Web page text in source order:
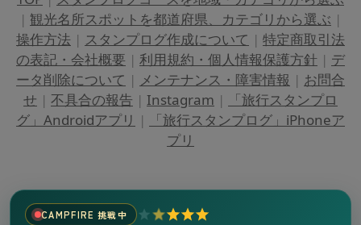
| 観光名所スポットを都道府県、カテゴリから選ぶ |
操作方法 | スタンプログ作成について | 特定商取引法
の表記・会社概要 | 利用規約・個人情報保護方針 | デ
ータ削除について | メンテナンス・障害情報 | お問合
せ | 不具合の報告 | Instagram |
「旅行スタンプロ
グ」Androidアプリ |
「旅行スタンプログ」iPhoneア
プリ
CAMPFIRE 挑戦中